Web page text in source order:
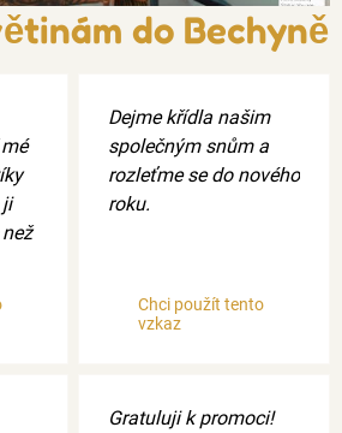
do Bechyně
ji
Dejme křídla našim
společným snům a
rozleťme se do nového
roku.
Chci použít tento
vzkaz
Gratuluji k promoci!